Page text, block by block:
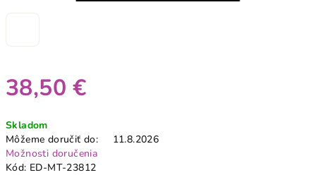
38,50 €
cena:
Skladom
Môžeme doručiť do:
11.8.2026
Možnosti doručenia
Kód: ED-MT-23812